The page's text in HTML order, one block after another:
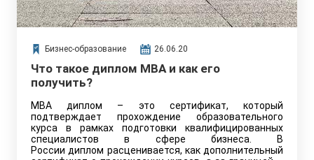
Бизнес-образование 26.06.20
Что такое диплом MBA и как его
получить?
MBA диплом – это сертификат, который
подтверждает прохождение образовательного
курса в рамках подготовки квалифицированных
специалистов в сфере бизнеса. В
России диплом расценивается, как дополнительный